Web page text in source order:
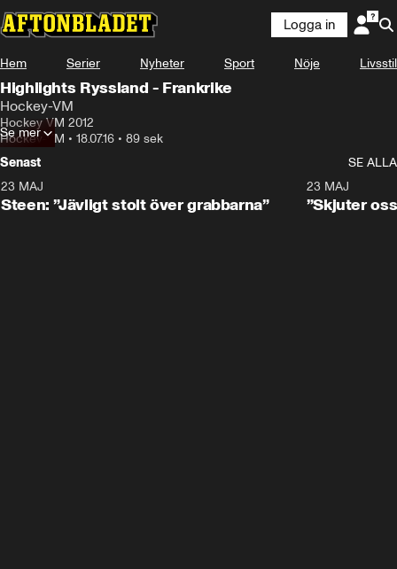
Logga in
Hem Serier Nyheter Sport Nöje Livsstil
Highlights Ryssland - Frankrike
Hockey-VM
Hockey VM 2012
Hockey-VM • 18.07.16 • 89 sek
Se mer
Senast
SE ALLA
23 MAJ
Steen: ”Jävligt stolt över grabbarna”
23 MAJ
”Skjuter